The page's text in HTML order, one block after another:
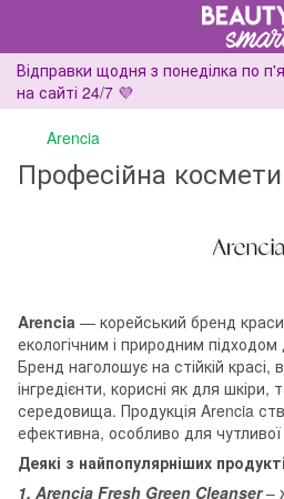
Відправки щодня з понеділка по
на сайті 24/7 💜
Arencia
Професійна
Arencia — корейський бренд
екологічним і природним
Бренд наголошує на стійкій красі,
інгредієнти, корисні як для шкіри,
середовища. Продукція Arencia
ефективна, особливо для чутливої
Деякі з найпопулярніших
1. Arencia Fresh Green Cleanser–